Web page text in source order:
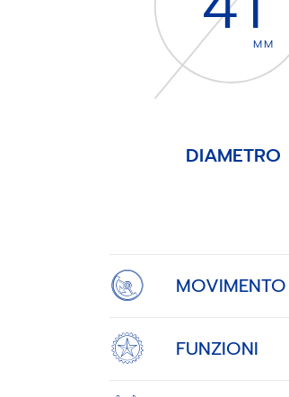
MM
DIAMETRO
MOVIMENTO
FUNZIONI